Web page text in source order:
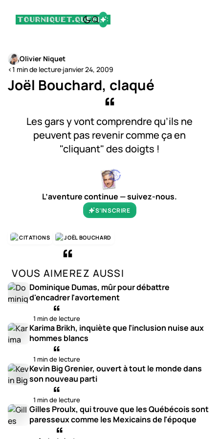
Olivier Niquet
<1 min de lecture·janvier 24, 2009
Joël Bouchard, claqué
Les gars y vont comprendre qu’ils ne
peuvent pas revenir comme ça en
"cliquant" des doigts !
L’aventure continue — suivez-nous.
S’INSCRIRE
CITATIONS JOËL BOUCHARD
VOUS AIMEREZ AUSSI
Dominique Dumas, mûr pour débattre
d'encadrer l'avortement
1 min de lecture
Karima Brikh, inquiète que l'inclusion nuise aux
hommes blancs
1 min de lecture
Kevin Big Grenier, ouvert à tout le monde dans
son nouveau parti
1 min de lecture
Gilles Proulx, qui trouve que les Québécois sont
paresseux comme les Mexicains de l'époque